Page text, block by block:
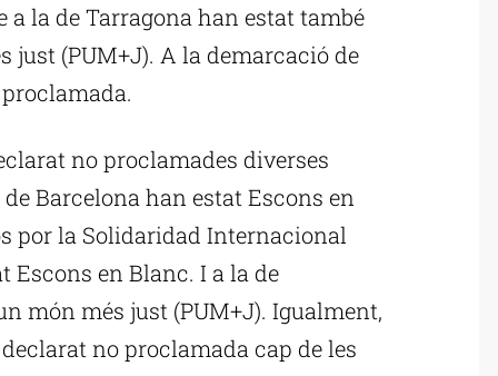
a la de Tarragona han estat també
just (PUM+J). A la demarcació de
no proclamades diverses
Barcelona han estat Escons en
por la Solidaridad Internacional
Escons en Blanc. I a la de
món més just (PUM+J). Igualment,
no proclamada cap de les